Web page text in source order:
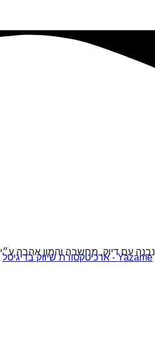
נבנה עם דיוק, מחשבה והמון אהבה ע״י
Yazame - ארכיטקטורת שיווק בדיגיטל